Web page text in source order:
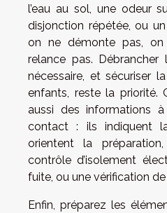
l’eau au sol, une odeur
disjonction répétée, ou
on ne démonte pas,
relance pas. Débrancher
nécessaire, et sécuriser
enfants, reste la priorité.
aussi des informations
contact : ils indiquent
orientent la
contrôle d’isolement
fuite, ou une vérification
Enfin, préparez les